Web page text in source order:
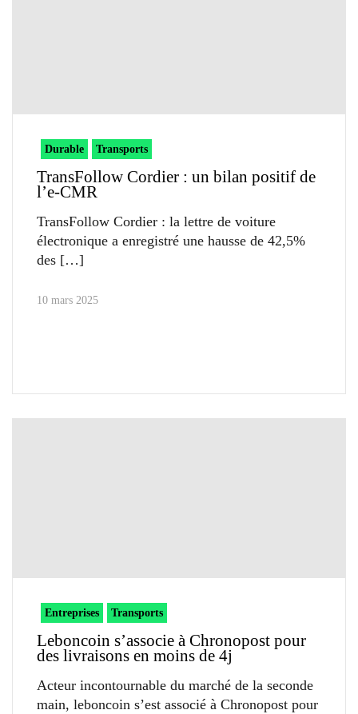
Durable Transports
TransFollow Cordier : un bilan positif de
l’e-CMR
TransFollow Cordier : la lettre de voiture
électronique a enregistré une hausse de 42,5%
des
10 mars 2025
Entreprises Transports
Leboncoin s’associe à Chronopost pour
des livraisons en moins de 4j
Acteur incontournable du marché de la seconde
main, leboncoin s’est associé à Chronopost pour